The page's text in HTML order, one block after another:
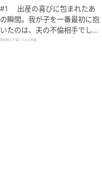
#1 出産の喜びに包まれたあ
の瞬間。我が子を一番最初に抱
いたのは、夫の不倫相手でし
た。
助産師と不倫した夫の末路